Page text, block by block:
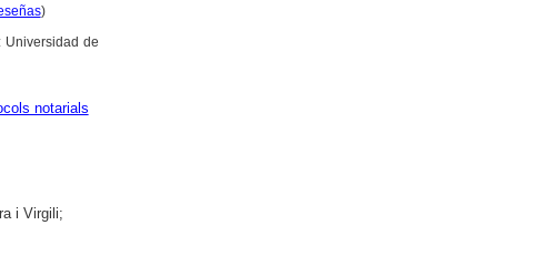
)
Universidad de
notarials
i Virgili;